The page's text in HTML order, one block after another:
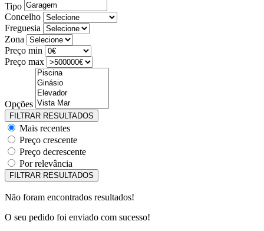
Tipo
Concelho
Freguesia
Zona
Preço min
Preço max
Opções
Mais recentes
Preço crescente
Preço decrescente
Por relevância
Não foram encontrados resultados!
O seu pedido foi enviado com sucesso!